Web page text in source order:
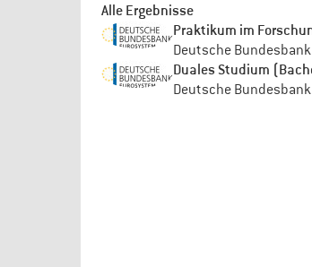
Alle Ergebnisse
Praktikum im
Deutsche Bundesbank
Duales Studium
Deutsche Bundesbank